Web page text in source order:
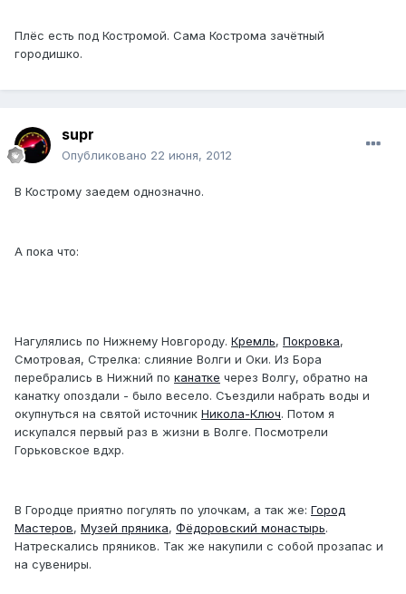
Плёс есть под Костромой. Сама Кострома зачётный
городишко.
supr
Опубликовано 22 июня, 2012
В Кострому заедем однозначно.
А пока что:
Нагулялись по Нижнему Новгороду. Кремль, Покровка,
Смотровая, Стрелка: слияние Волги и Оки. Из Бора
перебрались в Нижний по канатке через Волгу, обратно на
канатку опоздали - было весело. Съездили набрать воды и
окупнуться на святой источник Никола-Ключ. Потом я
искупался первый раз в жизни в Волге. Посмотрели
Горьковское вдхр.
В Городце приятно погулять по улочкам, а так же: Город
Мастеров, Музей пряника, Фёдоровский монастырь.
Натрескались пряников. Так же накупили с собой прозапас и
на сувениры.